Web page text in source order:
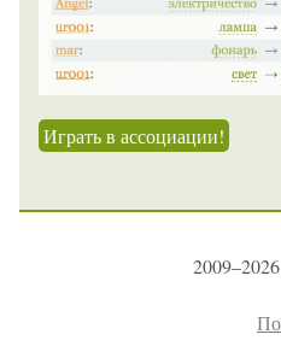
Играть в ассоциации!